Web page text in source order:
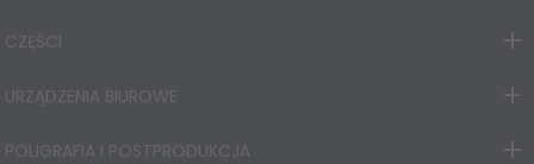
CZĘŚCI
URZĄDZENIA BIUROWE
POLIGRAFIA I POSTPRODUKCJA